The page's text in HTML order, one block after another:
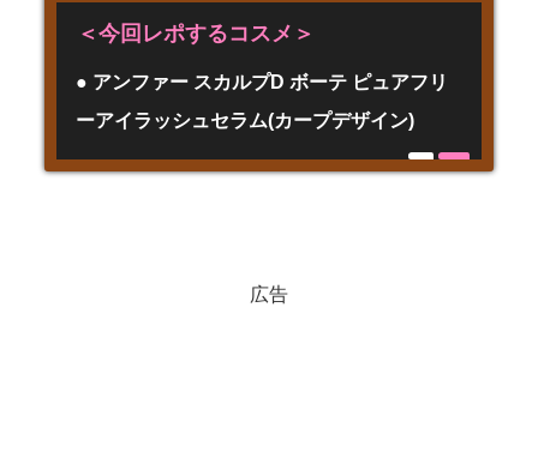
＜今回レポするコスメ＞
● アンファー スカルプD ボーテ ピュアフリ
ーアイラッシュセラム(カープデザイン)
広告